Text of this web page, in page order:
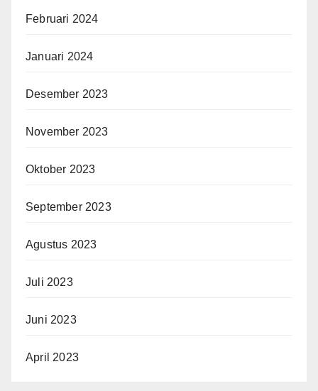
Februari 2024
Januari 2024
Desember 2023
November 2023
Oktober 2023
September 2023
Agustus 2023
Juli 2023
Juni 2023
April 2023